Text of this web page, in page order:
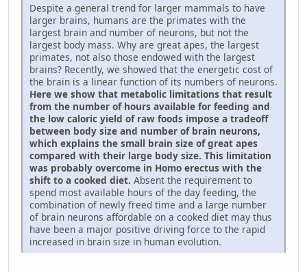
Despite a general trend for larger mammals to have
larger brains, humans are the primates with the
largest brain and number of neurons, but not the
largest body mass. Why are great apes, the largest
primates, not also those endowed with the largest
brains? Recently, we showed that the energetic cost of
the brain is a linear function of its numbers of neurons.
Here we show that metabolic limitations that result
from the number of hours available for feeding and
the low caloric yield of raw foods impose a tradeoff
between body size and number of brain neurons,
which explains the small brain size of great apes
compared with their large body size. This limitation
was probably overcome in Homo erectus with the
shift to a cooked diet. Absent the requirement to
spend most available hours of the day feeding, the
combination of newly freed time and a large number
of brain neurons affordable on a cooked diet may thus
have been a major positive driving force to the rapid
increased in brain size in human evolution.